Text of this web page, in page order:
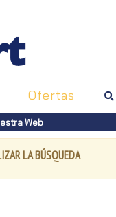
Ofertas
Web
LA BÚSQUEDA